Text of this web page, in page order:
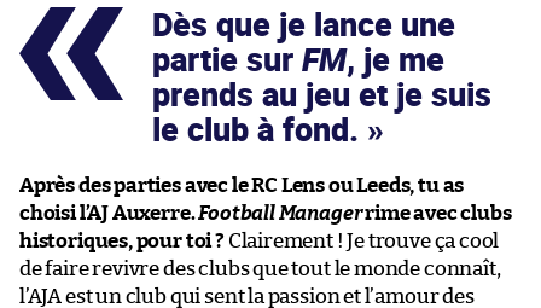
Dès que je lance une
partie surFM, je me
prends au jeu et je suis
le club à fond.
Après des parties avec le RC Lens ou Leeds, tu as
choisi l’AJ Auxerre.Football Managerrime avec clubs
historiques, pour toi ? Clairement ! Je trouve ça cool
de faire revivre des clubs que tout le monde connaît,
l’AJA est un club qui sent la passion et l’amour des